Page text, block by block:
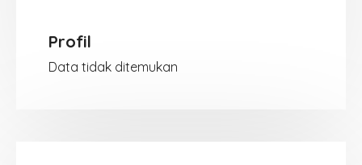
Profil
Data tidak ditemukan